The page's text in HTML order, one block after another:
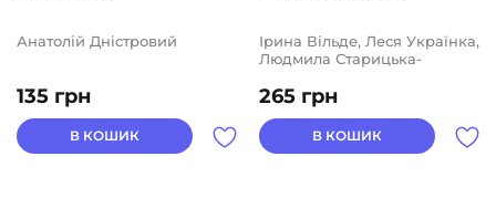
135 грн
Анатолій Дністровий
В КОШИК
265 грн
Ірина Вільде, Леся Українка,
Людмила Старицька-
Таран, Марко Вовчок,
Наталя Кобринська, Наталя
Романович-Ткаченко,
Оксана Забужко, Олена
В КОШИК